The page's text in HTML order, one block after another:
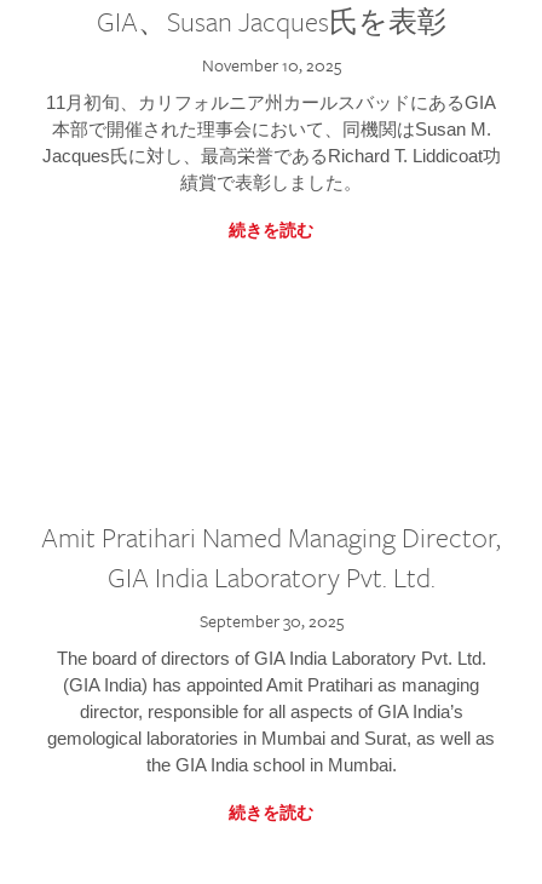
GIA、Susan Jacques氏を表彰
November 10, 2025
11月初旬、カリフォルニア州カールスバッドにあるGIA
本部で開催された理事会において、同機関はSusan M.
Jacques氏に対し、最高栄誉であるRichard T. Liddicoat功
績賞で表彰しました。
続きを読む
Amit Pratihari Named Managing Director,
GIA India Laboratory Pvt. Ltd.
September 30, 2025
The board of directors of GIA India Laboratory Pvt. Ltd.
(GIA India) has appointed Amit Pratihari as managing
director, responsible for all aspects of GIA India’s
gemological laboratories in Mumbai and Surat, as well as
the GIA India school in Mumbai.
続きを読む